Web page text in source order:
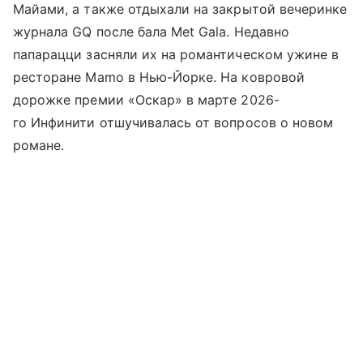
Майами, а также отдыхали на закрытой вечеринке
журнала GQ после бала Met Gala. Недавно
папарацци засняли их на романтическом ужине в
ресторане Mamo в Нью-Йорке. На ковровой
дорожке премии «Оскар» в марте 2026-
го Инфинити отшучивалась от вопросов о новом
романе.